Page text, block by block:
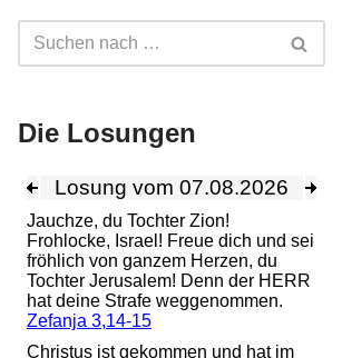
Die Losungen